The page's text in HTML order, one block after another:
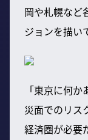
岡や札幌など
ジョンを描い
「東京に何
災面でのリス
経済圏が必要